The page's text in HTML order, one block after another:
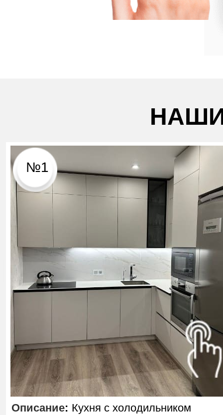
№1
Описание: Кухня с холодильником